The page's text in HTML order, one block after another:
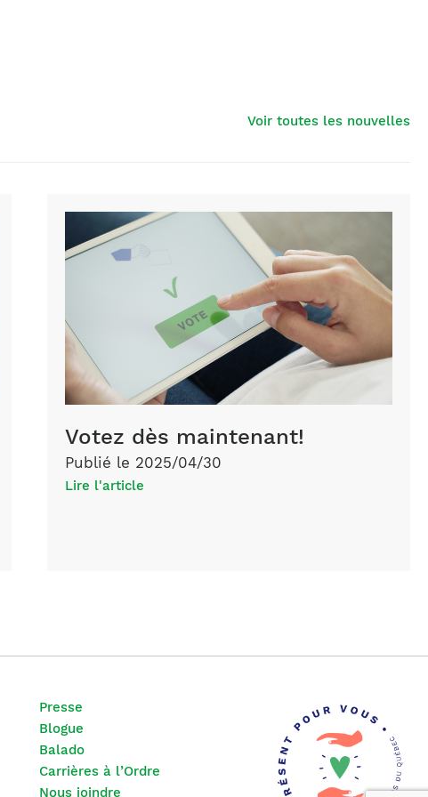
Voir toutes les nouvelles
Votez dès maintenant!
Publié le 2025/04/30
Lire l'article
Presse
Blogue
Balado
Carrières à l’Ordre
Nous joindre